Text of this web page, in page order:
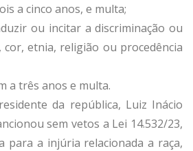
a cinco anos, e multa;
ou incitar a discriminação ou
cor, etnia, religião ou procedência
a três anos e multa.
da república, Luiz Inácio
sem vetos a Lei 14.532/23,
para a injúria relacionada a raça,